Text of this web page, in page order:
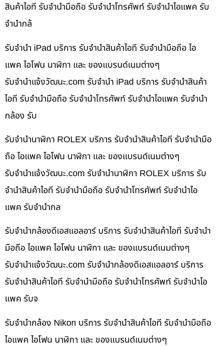
สินค้าไอที รับจำนำมือถือ รับจำนำโทรศัพท์ รับจำนำไอแพค รับ
จำนำกล้
รับจำนำ iPad บริการ รับจำนำสินค้าไอที รับจำนำมือถือ ไอ
แพค ไอโฟน นาฬิกา และ ของแบรนด์เนมต่างๆ
รับจํานําแจ้งวัฒนะ.com รับจำนำ iPad บริการ รับจำนำสินค้า
ไอที รับจำนำมือถือ รับจำนำโทรศัพท์ รับจำนำไอแพค รับจำนำ
กล้อง รับ
รับจำนำนาฬิกา ROLEX บริการ รับจำนำสินค้าไอที รับจำนำมือ
ถือ ไอแพค ไอโฟน นาฬิกา และ ของแบรนด์เนมต่างๆ
รับจํานําแจ้งวัฒนะ.com รับจำนำนาฬิกา ROLEX บริการ รับ
จำนำสินค้าไอที รับจำนำมือถือ รับจำนำโทรศัพท์ รับจำนำไอ
แพค รับจำนำกล
รับจำนำกล้องดีเอสแอลอาร์ บริการ รับจำนำสินค้าไอที รับจำนำ
มือถือ ไอแพค ไอโฟน นาฬิกา และ ของแบรนด์เนมต่างๆ
รับจํานําแจ้งวัฒนะ.com รับจำนำกล้องดีเอสแอลอาร์ บริการ
รับจำนำสินค้าไอที รับจำนำมือถือ รับจำนำโทรศัพท์ รับจำนำไอ
แพค รับจ
รับจำนำกล้อง Nikon บริการ รับจำนำสินค้าไอที รับจำนำมือถือ
ไอแพค ไอโฟน นาฬิกา และ ของแบรนด์เนมต่างๆ